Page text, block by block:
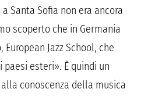
Santa Sofia non era ancora
scoperto che in Germania
European Jazz School, che
paesi esteri». È quindi un
conoscenza della musica